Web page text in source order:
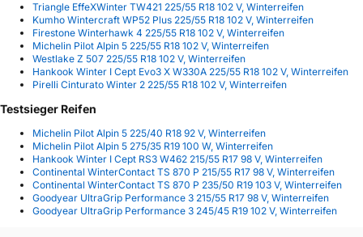
Triangle EffeXWinter TW421 225/55 R18 102 V, Winterreifen
Kumho Wintercraft WP52 Plus 225/55 R18 102 V, Winterreifen
Firestone Winterhawk 4 225/55 R18 102 V, Winterreifen
Michelin Pilot Alpin 5 225/55 R18 102 V, Winterreifen
Westlake Z 507 225/55 R18 102 V, Winterreifen
Hankook Winter I Cept Evo3 X W330A 225/55 R18 102 V, Winterreifen
Pirelli Cinturato Winter 2 225/55 R18 102 V, Winterreifen
Testsieger Reifen
Michelin Pilot Alpin 5 225/40 R18 92 V, Winterreifen
Michelin Pilot Alpin 5 275/35 R19 100 W, Winterreifen
Hankook Winter I Cept RS3 W462 215/55 R17 98 V, Winterreifen
Continental WinterContact TS 870 P 215/55 R17 98 V, Winterreifen
Continental WinterContact TS 870 P 235/50 R19 103 V, Winterreifen
Goodyear UltraGrip Performance 3 215/55 R17 98 V, Winterreifen
Goodyear UltraGrip Performance 3 245/45 R19 102 V, Winterreifen